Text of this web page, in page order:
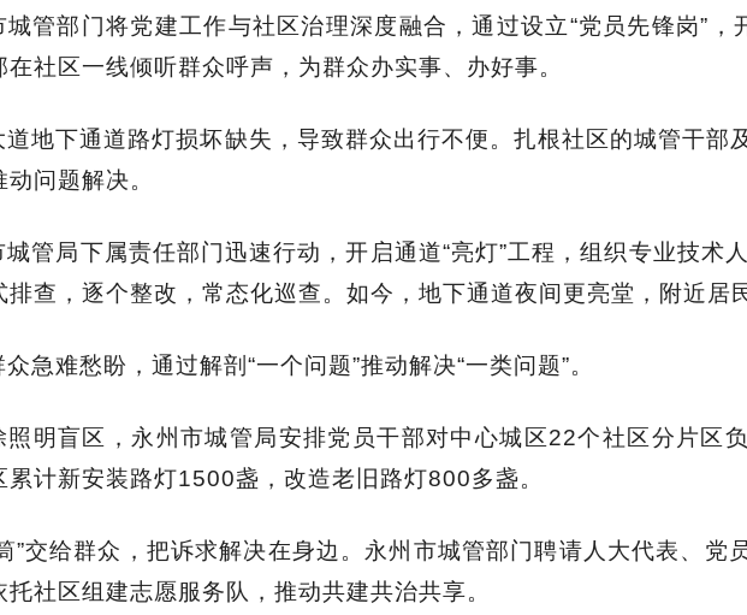
城管部门将党建工作与社区治理深度融合，通过设立“党员先锋岗”，
在社区一线倾听群众呼声，为群众办实事、办好事。
道地下通道路灯损坏缺失，导致群众出行不便。扎根社区的城管干部
问题解决。
城管局下属责任部门迅速行动，开启通道“亮灯”工程，组织专业技术
排查，逐个整改，常态化巡查。如今，地下通道夜间更亮堂，附近居
急难愁盼，通过解剖“一个问题”推动解决“一类问题”。
照明盲区，永州市城管局安排党员干部对中心城区22个社区分片区
累计新安装路灯1500盏，改造老旧路灯800多盏。
”交给群众，把诉求解决在身边。永州市城管部门聘请人大代表、党
托社区组建志愿服务队，推动共建共治共享。